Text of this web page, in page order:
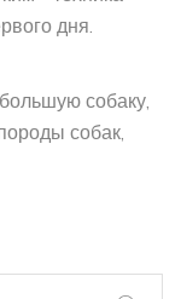
дня.
собаку
собак